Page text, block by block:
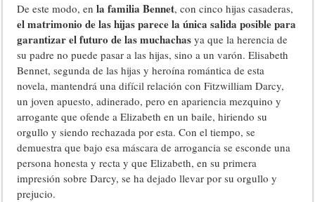
De este modo, enla familia Bennet, con cinco hijas casaderas,
el matrimonio de las hijas parece la única salida posible para
garantizar el futuro de las muchachas ya que la herencia de
su padre no puede pasar a las hijas, sino a un varón. Elisabeth
Bennet, segunda de las hijas y heroína romántica de esta
novela, mantendrá una difícil relación con Fitzwilliam Darcy,
un joven apuesto, adinerado, pero en apariencia mezquino y
arrogante que ofende a Elizabeth en un baile, hiriendo su
orgullo y siendo rechazada por esta. Con el tiempo, se
demuestra que bajo esa máscara de arrogancia se esconde una
persona honesta y recta y que Elizabeth, en su primera
impresión sobre Darcy, se ha dejado llevar por su orgullo y
prejucio.